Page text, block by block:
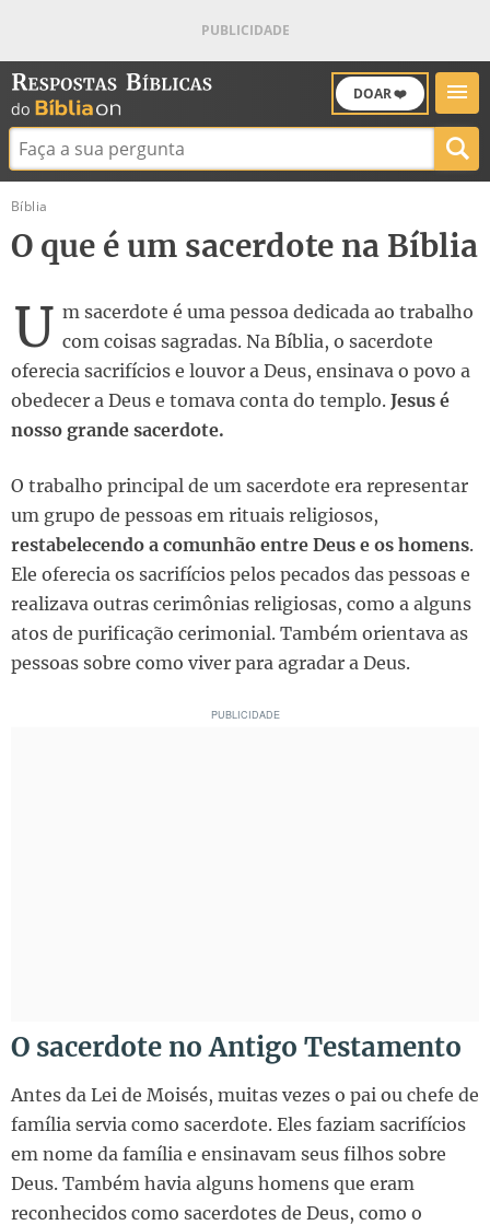
DOAR ❤️
Buscar:
Bíblia
O que é um sacerdote na Bíblia
U m sacerdote é uma pessoa dedicada ao trabalho
com coisas sagradas. Na Bíblia, o sacerdote
oferecia sacrifícios e louvor a Deus, ensinava o povo a
obedecer a Deus e tomava conta do templo. Jesus é
nosso grande sacerdote.
O trabalho principal de um sacerdote era representar
um grupo de pessoas em rituais religiosos,
restabelecendo a comunhão entre Deus e os homens.
Ele oferecia os sacrifícios pelos pecados das pessoas e
realizava outras cerimônias religiosas, como a alguns
atos de purificação cerimonial. Também orientava as
pessoas sobre como viver para agradar a Deus.
O sacerdote no Antigo Testamento
Antes da Lei de Moisés, muitas vezes o pai ou chefe de
família servia como sacerdote. Eles faziam sacrifícios
em nome da família e ensinavam seus filhos sobre
Deus. Também havia alguns homens que eram
reconhecidos como sacerdotes de Deus, como o